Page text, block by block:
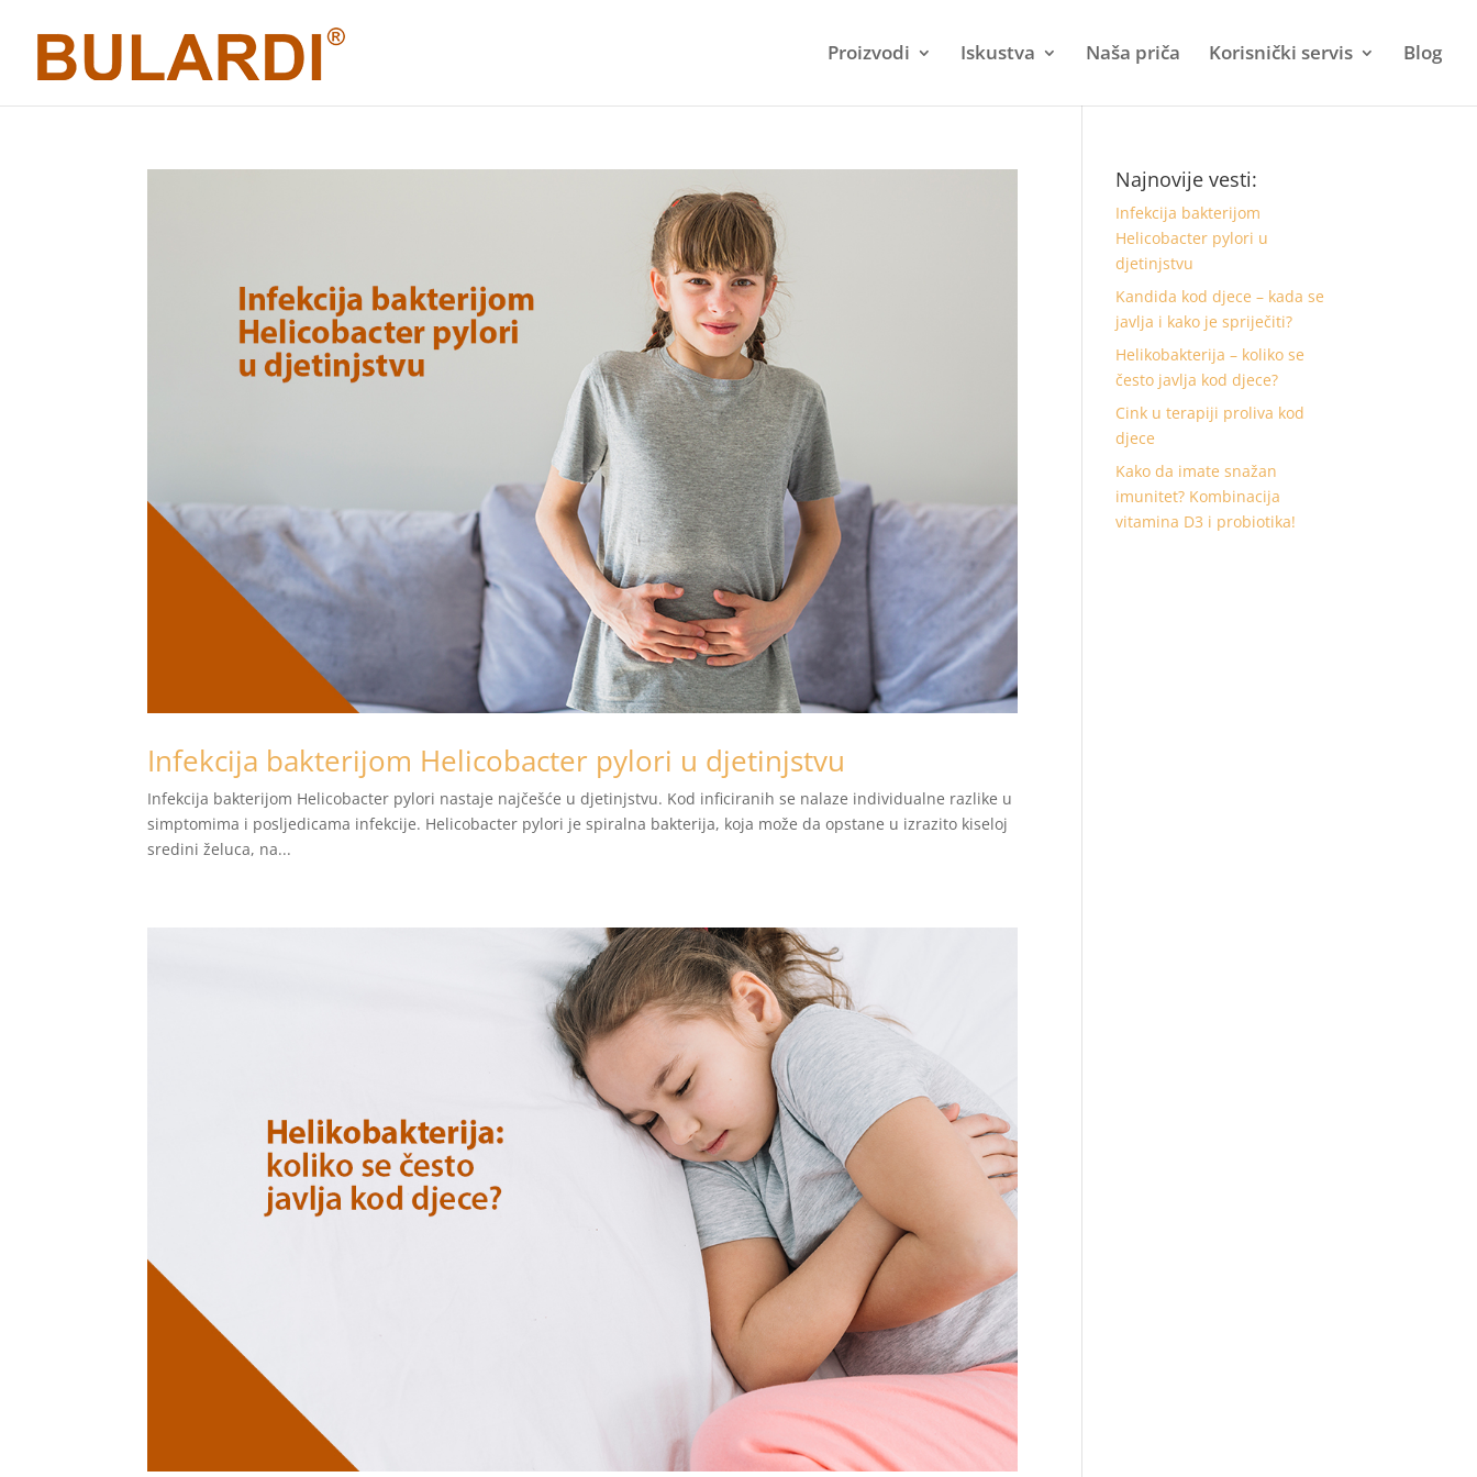
Proizvodi Iskustva Naša priča Korisnički servis Blog
Infekcija bakterijom Helicobacter pylori u djetinjstvu
Infekcija bakterijom Helicobacter pylori nastaje najčešće u djetinjstvu. Kod inficiranih se nalaze individualne razlike u
simptomima i posljedicama infekcije. Helicobacter pylori je spiralna bakterija, koja može da opstane u izrazito kiseloj
sredini želuca, na...
Najnovije vesti:
Infekcija bakterijom
Helicobacter pylori u
djetinjstvu
Kandida kod djece – kada se
javlja i kako je spriječiti?
Helikobakterija – koliko se
često javlja kod djece?
Cink u terapiji proliva kod
djece
Kako da imate snažan
imunitet? Kombinacija
vitamina D3 i probiotika!